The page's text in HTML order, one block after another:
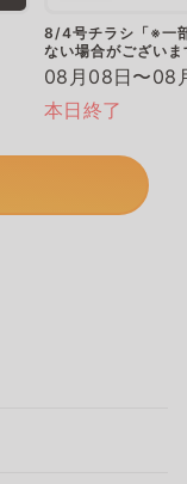
8/4号チラシ「※一
ない場合がございま
08月08日〜08
本日終了